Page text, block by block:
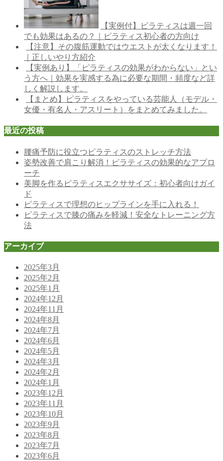
【実例付】ピラティスは週一回
でも効果はあるの？｜ピラティス初心者の方向け
【注意】その腹筋運動ではウエストが太くなります！
｜正しいやり方紹介
【実例あり】「ピラティスの効果がわからない」とい
う方へ｜効果を実感する為に必要な期間・頻度など詳
しく解説します。
【まとめ】ピラティスをやっている芸能人（モデル・
女優・有名人・アスリート）をまとめてみました。
最近の投稿
腰痛予防に役立つピラティスのストレッチ方法
姿勢改善で肩こり解消！ピラティスの効果的なアプロ
ーチ
美脚を作るピラティスエクササイズ：初心者向けガイ
ド
ピラティスで理想のヒップラインを手に入れる！
ピラティスで膝の痛みを軽減！安全なトレーニング方
法
アーカイブ
2025年3月
2025年2月
2025年1月
2024年12月
2024年11月
2024年8月
2024年7月
2024年6月
2024年5月
2024年3月
2024年2月
2024年1月
2023年12月
2023年11月
2023年10月
2023年9月
2023年8月
2023年7月
2023年6月